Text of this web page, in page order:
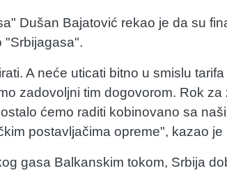
Dušan Bajatović rekao je da su
"Srbijagasa".
A neće uticati bitno u smislu
zadovoljni tim dogovorom. Rok
ćemo raditi kobinovano sa
postavljačima opreme", kazao je
gasa Balkanskim tokom, Srbija